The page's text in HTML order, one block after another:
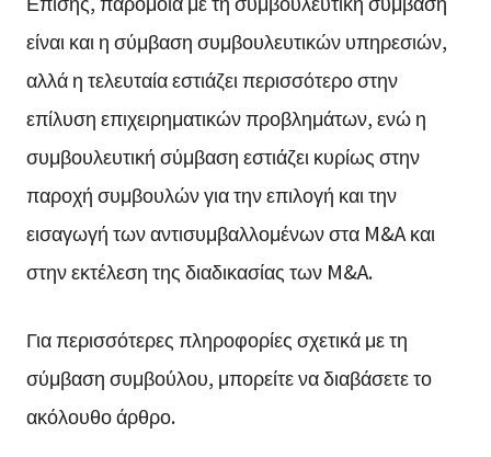
είναι και η σύμβαση συμβουλευτικών υπηρεσιών,
αλλά η τελευταία εστιάζει περισσότερο στην
επίλυση επιχειρηματικών προβλημάτων, ενώ η
συμβουλευτική σύμβαση εστιάζει κυρίως στην
παροχή συμβουλών για την επιλογή και την
εισαγωγή των αντισυμβαλλομένων στα M&A και
στην εκτέλεση της διαδικασίας των M&A.
Για περισσότερες πληροφορίες σχετικά με τη
σύμβαση συμβούλου, μπορείτε να διαβάσετε το
ακόλουθο άρθρο.